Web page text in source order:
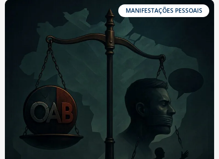
MANIFESTAÇÕES PESSOAIS